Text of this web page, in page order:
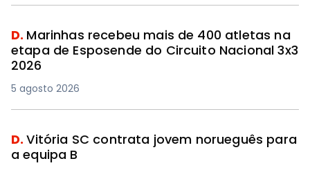
D. Marinhas recebeu mais de 400 atletas na
etapa de Esposende do Circuito Nacional 3x3
2026
5 agosto 2026
D.Vitória SC contrata jovem norueguês para
a equipa B